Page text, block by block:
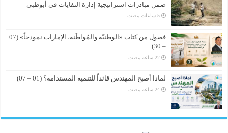
ضمن مبادرات استراتيجية إدارة النفايات في أبوظبي
فصول من كتاب «الوطنيّة والمُواطَنة، الإمارات نموذجاً» (07
– 30)
لماذا أصبح المهندس قائداً للتنمية المستدامة؟ (01 – 07)